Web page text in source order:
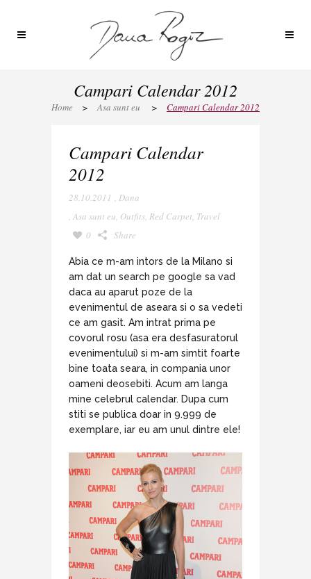
Campari Calendar 2012
Home > Asa sunt eu > Campari Calendar 2012
Campari Calendar
2012
28.10.2011 , Dana
, Asa sunt eu, Outfits, Red Carpet, Travel
0
Share
Abia ce m-am intors de la Milano si
am dat un search pe google sa vad
daca au aparut poze de la
evenimentul de aseara si o sa vedeti
ce am gasit. Am intrat prima pe
covorul rosu (asa era desfasuratorul
evenimentului) si m-am simtit foarte
bine toata seara, in compania unor
oameni deosebiti. Acum am langa
mine celebrul calendar. Dupa cum
stiti se publica doar in 9.999 de
exemplare, iar eu am unul dintre ele!